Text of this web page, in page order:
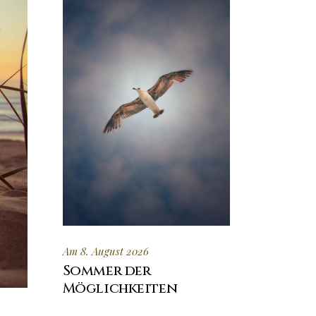
Am 8. August 2026
Sommer der
Möglichkeiten